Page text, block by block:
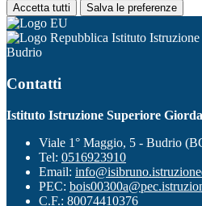
Accetta tutti Salva le preferenze
Istituto
Budrio
Contatti
Istituto Istruzione Superiore
Viale 1° Maggio, 5 - Budrio
Tel: 0516923910
Email:
PEC:
C.F.: 80074410376